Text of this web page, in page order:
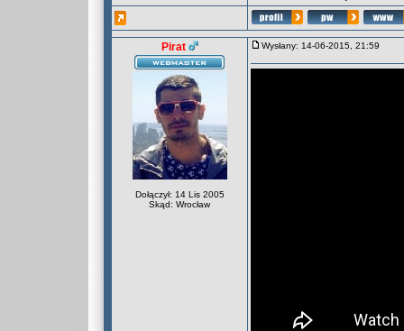
Pirat
Dołączył: 14 Lis 2005
Skąd: Wrocław
Wysłany: 14-06-2015, 21:59